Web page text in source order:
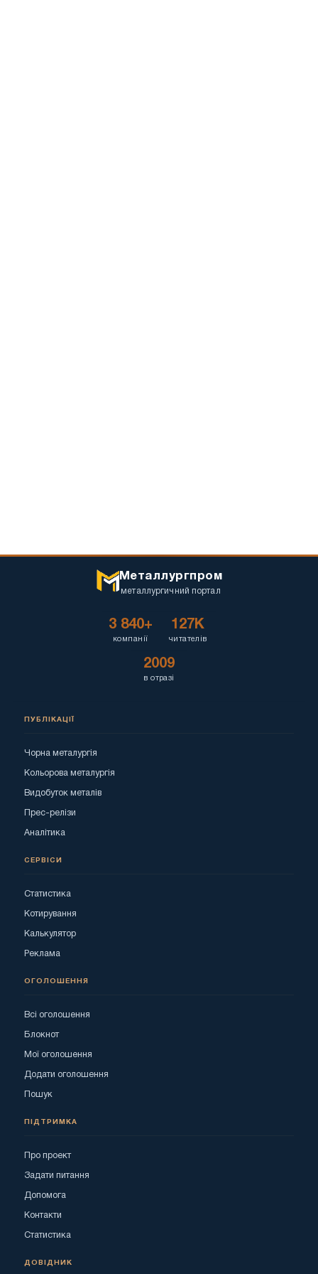
Металлургпром
металлургичний портал
3 840+
компанії
127K
читателів
2009
в отразі
ПУБЛІКАЦІЇ
Чорна металургія
Кольорова металургія
Видобуток металів
Прес-релізи
Аналітика
СЕРВІСИ
Статистика
Котирування
Калькулятор
Реклама
ОГОЛОШЕННЯ
Всі оголошення
Блокнот
Мої оголошення
Додати оголошення
Пошук
ПІДТРИМКА
Про проект
Задати питання
Допомога
Контакти
Статистика
ДОВІДНИК